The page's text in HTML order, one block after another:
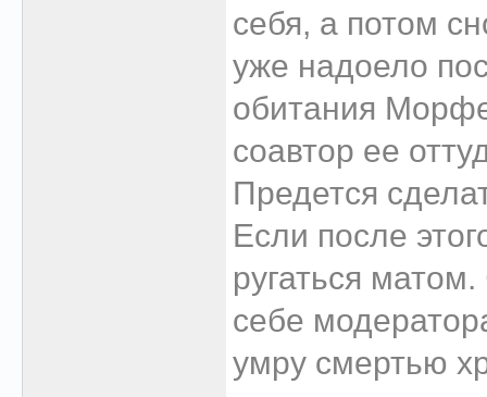
себя, а потом
уже надоело
обитания
соавтор ее
Предется
Если после
ругаться
себе
умру смертью